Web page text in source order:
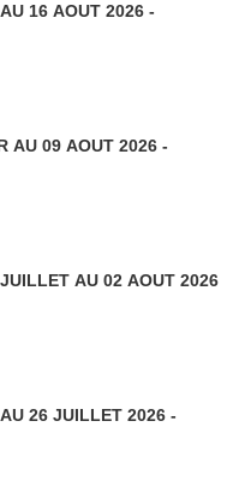
16 AOUT 2026 -
AU 09 AOUT 2026 -
AU 02 AOUT 2026
26 JUILLET 2026 -